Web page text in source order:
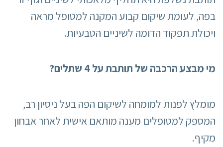
בפה, לעומת שיקום קבוע המקנה למטופל מראה
ויכולת תפקוד הדומה לשיניים הטבעיות.
מי מבצע הרכבה של תותבת על 4 שתלים?
מומלץ לפנות למומחה לשיקום הפה בעל ניסיון רב,
המספק למטופלים מענה מותאם אישית לאחר אבחון
מקיף.